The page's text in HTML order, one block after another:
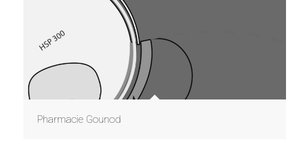
Pharmacie Gounod